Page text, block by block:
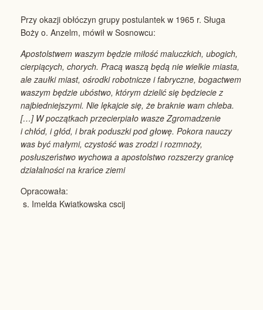
Przy okazji obłóczyn grupy postulantek w 1965 r. Sługa
Boży o. Anzelm, mówił w Sosnowcu:
Apostolstwem waszym będzie miłość maluczkich, ubogich,
cierpiących, chorych. Pracą waszą będą nie wielkie miasta,
ale zaułki miast, ośrodki robotnicze i fabryczne, bogactwem
waszym będzie ubóstwo, którym dzielić się będziecie z
najbiedniejszymi. Nie lękajcie się, że braknie wam chleba.
[…] W początkach przecierpiało wasze Zgromadzenie
i chłód, i głód, i brak poduszki pod głowę. Pokora nauczy
was być małymi, czystość was zrodzi i rozmnoży,
posłuszeństwo wychowa a apostolstwo rozszerzy granicę
działalności na krańce ziemi
Opracowała:
s. Imelda Kwiatkowska cscij